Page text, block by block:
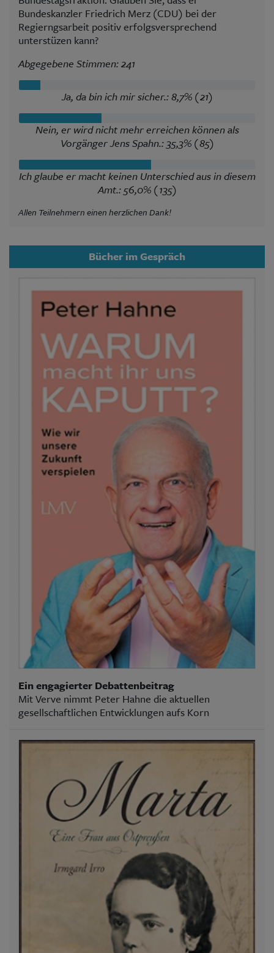
Bundeskanzler Friedrich Merz (CDU) bei der
Regierngsarbeit positiv erfolgsversprechend
unterstüzen kann?
Abgegebene Stimmen: 241
Ja, da bin ich mir sicher.: 8,7% (21)
Nein, er wird nicht mehr erreichen können als
Vorgänger Jens Spahn.: 35,3% (85)
Ich glaube er macht keinen Unterschied aus in diesem
Amt.: 56,0% (135)
Allen Teilnehmern einen herzlichen Dank!
Bücher im Gespräch
Ein engagierter Debattenbeitrag
Mit Verve nimmt Peter Hahne die aktuellen
gesellschaftlichen Entwicklungen aufs Korn